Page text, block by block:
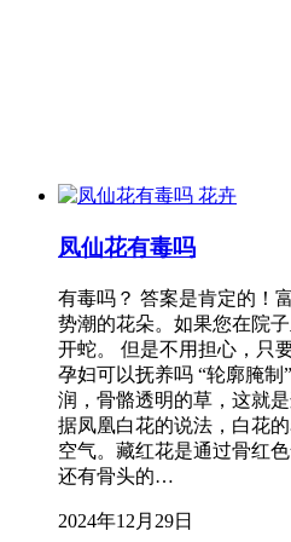
花卉
凤仙花有毒吗
有毒吗？ 答案是肯定的！
势潮的花朵。如果您在院
开蛇。 但是不用担心，只
孕妇可以抚养吗 “轮廓腌制
润，骨骼透明的草，这就
据凤凰白花的说法，白花
空气。藏红花是通过骨红
还有骨头的…
2024年12月29日